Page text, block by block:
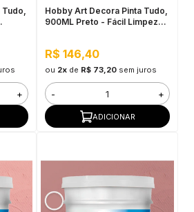
Tudo,
+
Hobby Art Decora Pinta Tudo,
900ML Preto - Fácil Limpeza,
R$ 146,40
ou 2xde R$ 73,20 sem juros
- +
ADICIONAR